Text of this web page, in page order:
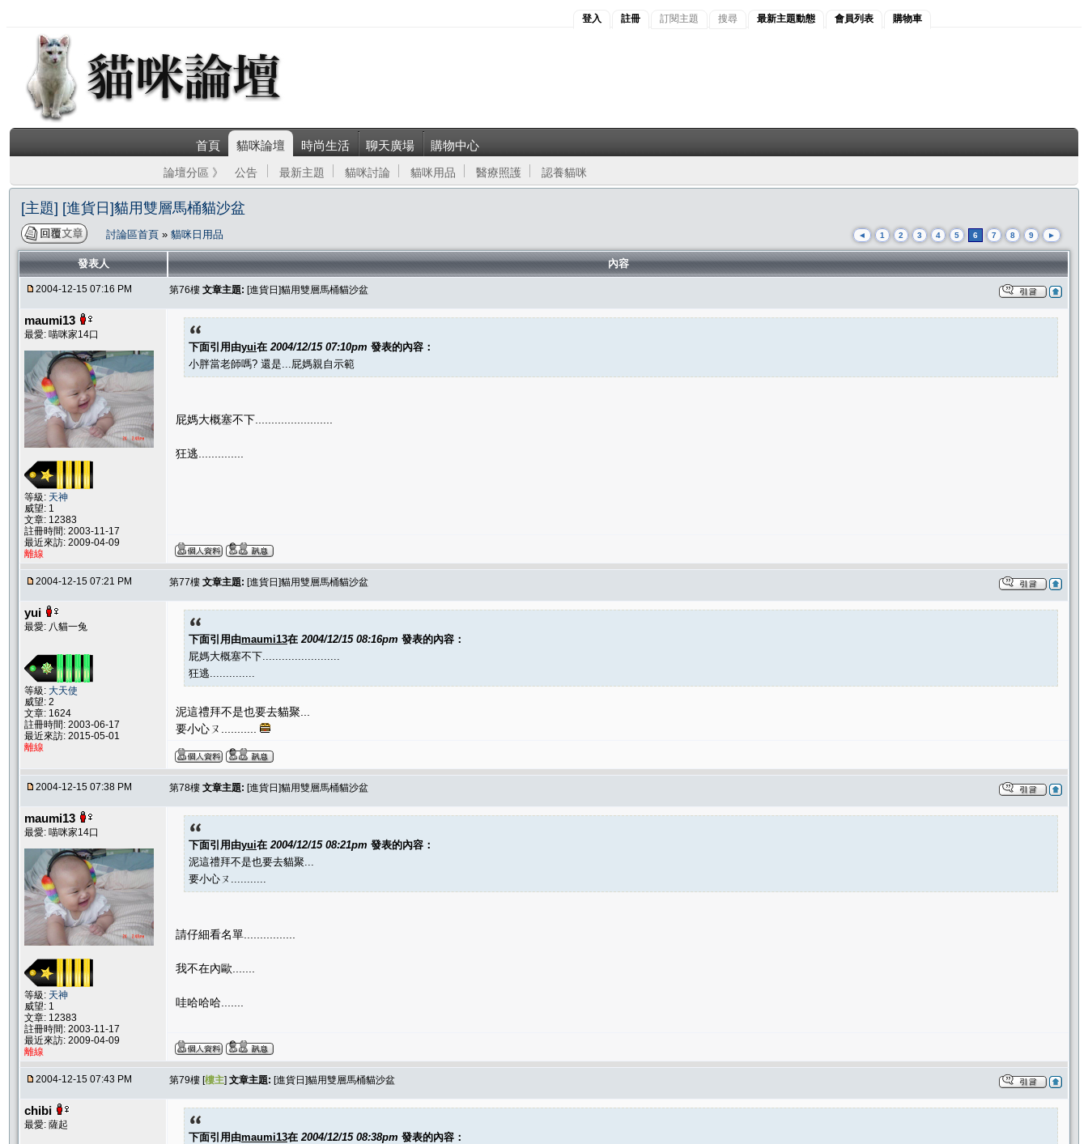
登入 註冊 訂閱主題 搜尋 最新主題動態 會員列表 購物車
首頁 貓咪論壇 時尚生活 聊天廣場 購物中心
論壇分區 》 公告 最新主題 貓咪討論 貓咪用品 醫療照護 認養貓咪
[主題] [進貨日]貓用雙層馬桶貓沙盆
討論區首頁 » 貓咪日用品 ◄ 1 2 3 4 5 6 7 8 9 ►
發表人 內容
2004-12-15 07:16 PM 第76樓 文章主題: [進貨日]貓用雙層馬桶貓沙盆
maumi13
最愛: 喵咪家14口
等級: 天神
威望: 1
文章: 12383
註冊時間: 2003-11-17
最近來訪: 2009-04-09
離線
下面引用由yui在 2004/12/15 07:10pm 發表的內容：
小胖當老師嗎? 還是...屁媽親自示範
屁媽大概塞不下........................
狂逃..............
2004-12-15 07:21 PM 第77樓 文章主題: [進貨日]貓用雙層馬桶貓沙盆
yui
最愛: 八貓一兔
等級: 大天使
威望: 2
文章: 1624
註冊時間: 2003-06-17
最近來訪: 2015-05-01
離線
下面引用由maumi13在 2004/12/15 08:16pm 發表的內容：
屁媽大概塞不下........................
狂逃..............
泥這禮拜不是也要去貓聚...
要小心ㄡ...........
2004-12-15 07:38 PM 第78樓 文章主題: [進貨日]貓用雙層馬桶貓沙盆
maumi13
最愛: 喵咪家14口
等級: 天神
威望: 1
文章: 12383
註冊時間: 2003-11-17
最近來訪: 2009-04-09
離線
下面引用由yui在 2004/12/15 08:21pm 發表的內容：
泥這禮拜不是也要去貓聚...
要小心ㄡ...........
請仔細看名單................
我不在內歐.......
哇哈哈哈.......
2004-12-15 07:43 PM 第79樓 [樓主] 文章主題: [進貨日]貓用雙層馬桶貓沙盆
chibi
最愛: 薩起
下面引用由maumi13在 2004/12/15 08:38pm 發表的內容：